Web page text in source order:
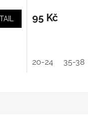
95 Kč
20-24 35-38